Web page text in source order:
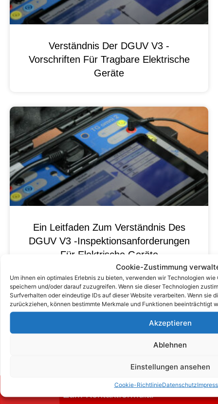
Cookie-Zustimmung
Um ihnen ein optimales Erlebnis zu bieten, verwenden wir Technologien
speichern und/oder darauf zuzugreifen. Wenn sie dieser Technologien
Surfverhalten oder eindeutige IDs auf dieser Website verarbeiten. Wenn sie
zurückziehen, können bestimmte Merkmale und Funktionen beeinträchtigt
Akzeptieren
Ablehnen
Einstellungen ansehen
Cookie-RichtlinieDatenschutz
Verständnis Der DGUV V3 -
Vorschriften Für Tragbare Elektrische
Geräte
Ein Leitfaden Zum Verständnis Des
DGUV V3 -Inspektionsanforderungen
Für Elektrische Geräte
Zum Kontaktformular